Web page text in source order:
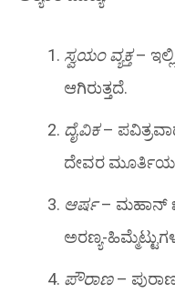
ಸ್ವಯಂ ವ್ಯಕ್ತ–
ಆಗಿರುತ್ತದೆ.
ದೈವಿಕ–
ದೇವರ
ಆರ್ಷ– ಮಹಾನ್
ಅರಣ್ಯ-
ಪೌರಾಣ–